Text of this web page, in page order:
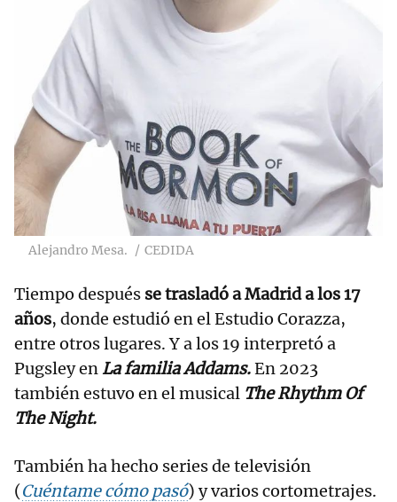
Alejandro Mesa. CEDIDA
Tiempo después se trasladó a Madrid a los 17
años, donde estudió en el Estudio Corazza,
entre otros lugares. Y a los 19 interpretó a
Pugsley en La familia Addams.En 2023
también estuvo en el musical The Rhythm Of
The Night.
También ha hecho series de televisión
(Cuéntame cómo pasó) y varios cortometrajes.